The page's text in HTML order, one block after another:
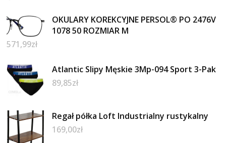
OKULARY KOREKCYJNE PERSOL® PO 2476V
1078 50 ROZMIAR M
571,99zł
Atlantic Slipy Męskie 3Mp-094 Sport 3-Pak
89,85zł
Regał półka Loft Industrialny rustykalny
169,00zł